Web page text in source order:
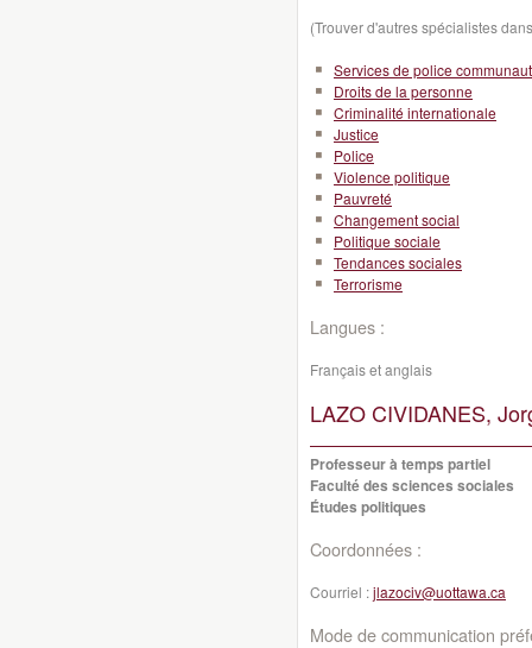
(Trouver d'autres spécialistes
Services de police
Droits de la personne
Criminalité internationale
Justice
Police
Violence politique
Pauvreté
Changement social
Politique sociale
Tendances sociales
Terrorisme
Langues :
Français et anglais
LAZO CIVIDANES,
Professeur à temps partiel
Faculté des sciences sociales
Études politiques
Coordonnées :
Courriel :jlazociv@uottawa.ca
Mode de communication